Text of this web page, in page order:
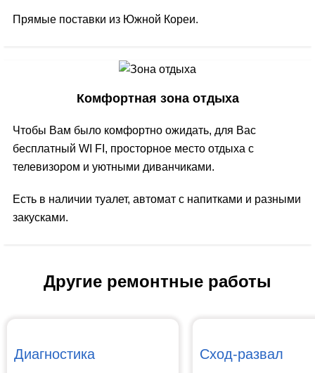
Прямые поставки из Южной Кореи.
Комфортная зона отдыха
Чтобы Вам было комфортно ожидать, для Вас
бесплатный WI FI, просторное место отдыха с
телевизором и уютными диванчиками.
Есть в наличии туалет, автомат с напитками и разными
закусками.
Другие ремонтные работы
Диагностика Сход-развал